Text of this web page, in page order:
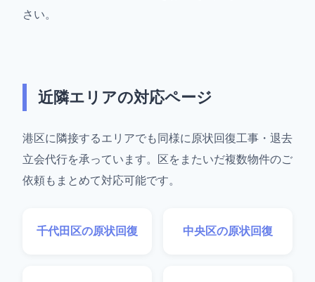
さい。
近隣エリアの対応ページ
港区に隣接するエリアでも同様に原状回復工事・退去
立会代行を承っています。区をまたいだ複数物件のご
依頼もまとめて対応可能です。
千代田区の原状回復 中央区の原状回復